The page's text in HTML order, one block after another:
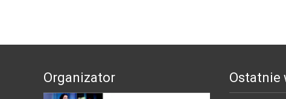
Organizator Ostatnie